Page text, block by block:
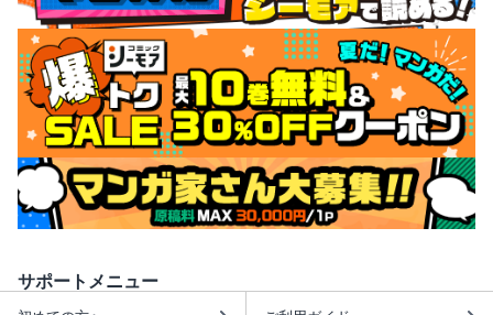
サポートメニュー